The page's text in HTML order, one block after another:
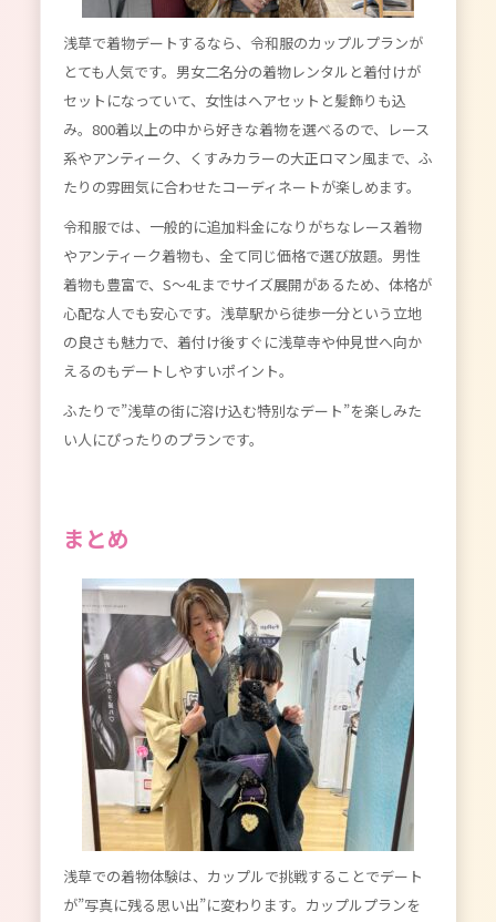
浅草で着物デートするなら、令和服のカップルプランが
とても人気です。男女二名分の着物レンタルと着付けが
セットになっていて、女性はヘアセットと髪飾りも込
み。800着以上の中から好きな着物を選べるので、レース
系やアンティーク、くすみカラーの大正ロマン風まで、ふ
たりの雰囲気に合わせたコーディネートが楽しめます。
令和服では、一般的に追加料金になりがちなレース着物
やアンティーク着物も、全て同じ価格で選び放題。男性
着物も豊富で、S～4Lまでサイズ展開があるため、体格が
心配な人でも安心です。浅草駅から徒歩一分という立地
の良さも魅力で、着付け後すぐに浅草寺や仲見世へ向か
えるのもデートしやすいポイント。
ふたりで”浅草の街に溶け込む特別なデート”を楽しみた
い人にぴったりのプランです。
まとめ
浅草での着物体験は、カップルで挑戦することでデート
が”写真に残る思い出”に変わります。カップルプランを